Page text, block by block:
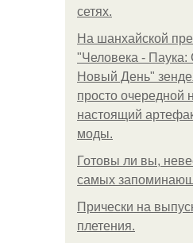
сетях.
На шанхайской
"Человека -
Новый День"
просто очередной
настоящий
моды.
Готовы ли вы,
самых
Прически на
плетения.